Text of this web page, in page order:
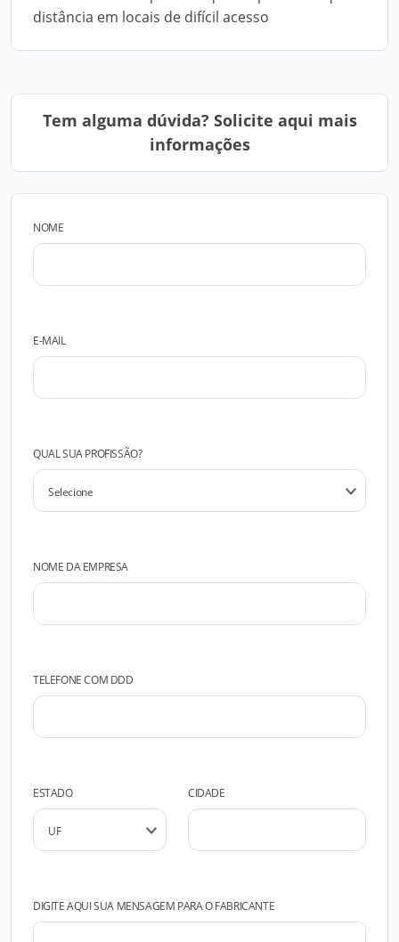
distância em locais de difícil acesso
Tem alguma dúvida? Solicite aqui mais
informações
NOME
E-MAIL
QUAL SUA PROFISSÃO?
NOME DA EMPRESA
TELEFONE COM DDD
ESTADO CIDADE
DIGITE AQUI SUA MENSAGEM PARA O FABRICANTE